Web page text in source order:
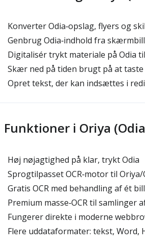
Konverter Odia‑opslag, flyers og
Genbrug Odia‑indhold fra
Digitalisér trykt materiale på Odia
Skær ned på tiden brugt på at
Opret tekst, der kan indsættes i
Funktioner i Oriya
Høj nøjagtighed på klar, trykt Odia
Sprogtilpasset OCR‑motor til
Gratis OCR med behandling af ét
Premium masse‑OCR til samlinger
Fungerer direkte i moderne
Flere uddataformater: tekst, Word,